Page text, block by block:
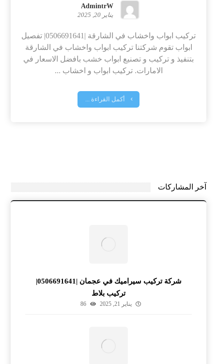
AdmintrW
يناير 20, 2025
تركيب ابواب واخشاب في الشارقة |0506691641| تفصيل
ابواب تقوم شركتنا تركيب ابواب واخشاب في الشارقة
بتنفيذ و تركيب و تصنيع ابواب خشب بافضل الاسعار في
الامارات. تركيب ابواب و اخشاب ...
أكمل القراءة ...
آخر المشاركات
شركة تركيب سيراميك في عجمان |0506691641|
تركيب بلاط
يناير 21, 2025 86